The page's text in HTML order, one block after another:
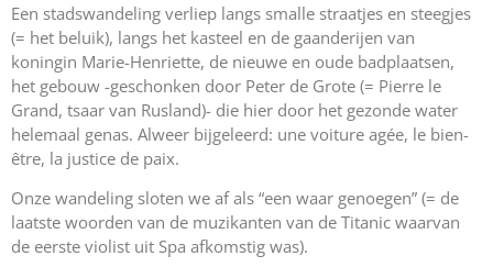
Een stadswandeling verliep langs smalle straatjes en steegjes
(= het beluik), langs het kasteel en de gaanderijen van
koningin Marie-Henriette, de nieuwe en oude badplaatsen,
het gebouw -geschonken door Peter de Grote (= Pierre le
Grand, tsaar van Rusland)- die hier door het gezonde water
helemaal genas. Alweer bijgeleerd: une voiture agée, le bien-
être, la justice de paix.
Onze wandeling sloten we af als “een waar genoegen” (= de
laatste woorden van de muzikanten van de Titanic waarvan
de eerste violist uit Spa afkomstig was).